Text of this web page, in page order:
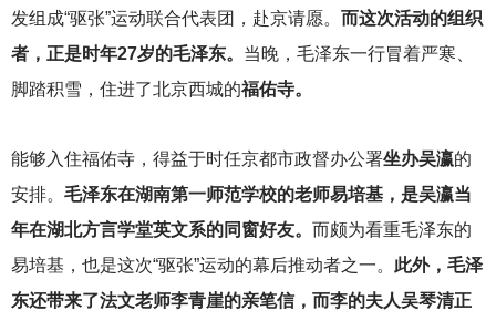
发组成“驱张”运动联合代表团，赴京请愿。 而这次活动的组织
者，正是时年27岁的毛泽东。 当晚，毛泽东一行冒着严寒、
脚踏积雪，住进了北京西城的福佑寺。
能够入住福佑寺，得益于时任京都市政督办公署坐办吴瀛的
安排。 毛泽东在湖南第一师范学校的老师易培基，是吴瀛当
年在湖北方言学堂英文系的同窗好友。 而颇为看重毛泽东的
易培基，也是这次“驱张”运动的幕后推动者之一。 此外，毛泽
东还带来了法文老师李青崖的亲笔信，而李的夫人吴琴清正